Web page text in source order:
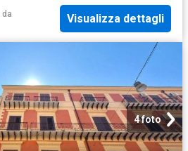
da
Visualizza dettagli
4 foto